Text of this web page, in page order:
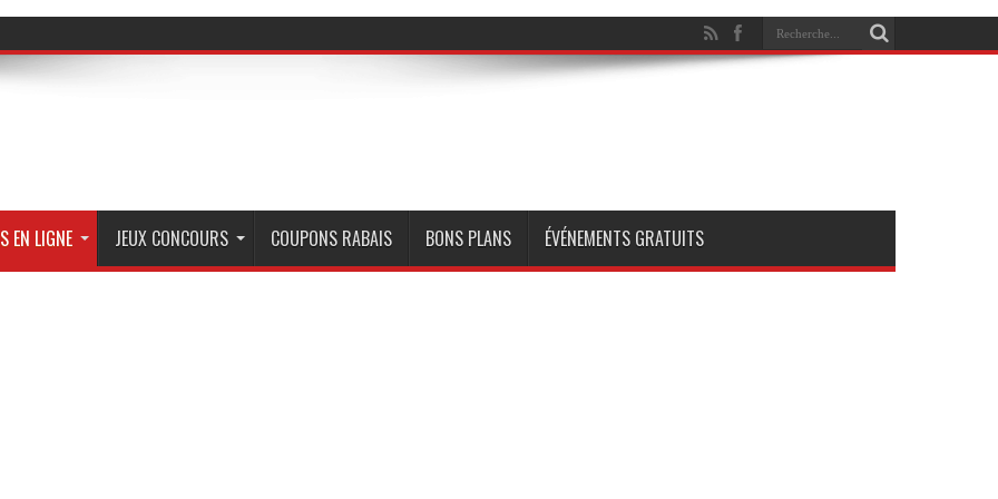
EN LIGNE JEUX CONCOURS COUPONS RABAIS BONS PLANS ÉVÉNEMENTS GRATUITS